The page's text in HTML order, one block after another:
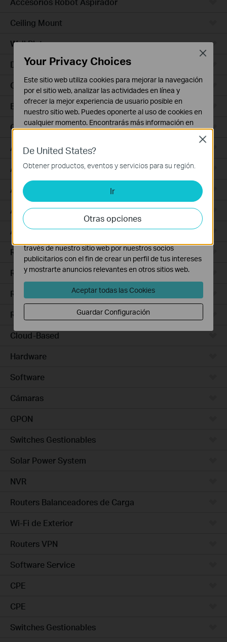
Ceiling Mount
Wall Plate
Desktop
Outdoor
Bridges
GPON
Access Plus
Aggregation
Access Max
Access
Access Pro
Routers Ethernet
Routers Wi-Fi
Routers 5G/4G
Routers Integrados
Cloud-Based
Hardware
Software
Cámaras
GPON
Switches Gestionables
Solar Power System
NVR
Routers Balanceadores de Carga
Wi-Fi de Exterior
Routers VPN
Software Service
CPE
CPE
Switches Gestionables
De United States?
Obtener productos, eventos y servicios para su región.
Ir
Otras opciones
Close
Your Privacy Choices
Este sitio web utiliza cookies para mejorar la navegación
por el sitio web, analizar las actividades en línea y
ofrecer la mejor experiencia de usuario posible en
nuestro sitio web. Puedes oponerte al uso de cookies en
cualquier momento. Encontrarás más información en
Cookies Básicas
Estas cookies son necesarias para el funcionamiento
del sitio web y no pueden desactivarse en tu sistema.
Cookies de Análisis y de Marketing
Las cookies de análisis nos permiten analizar tus
actividades en nuestro sitio web con el fin de mejorar y
adaptar la funcionalidad del mismo.
través de nuestro sitio web por nuestros socios
publicitarios con el fin de crear un perfil de tus intereses
y mostrarte anuncios relevantes en otros sitios web.
Aceptar todas las Cookies
Guardar Configuración
Close